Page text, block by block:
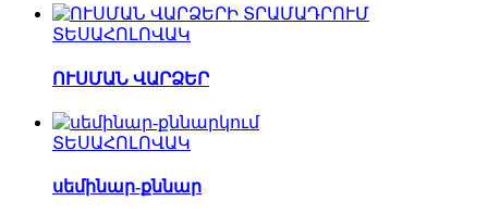
ՏԵՍԱՀՈԼՈՎԱԿ
ՈՒՍՄԱՆ ՎԱՐՁԵՐ
ՏԵՍԱՀՈԼՈՎԱԿ
սեմինար-քննար